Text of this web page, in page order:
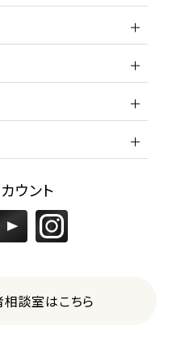
ウント
談室はこちら